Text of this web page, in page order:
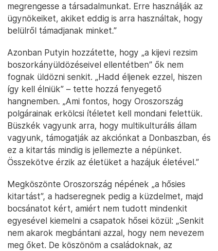
megrengesse a társadalmunkat. Erre használják az
ügynökeiket, akiket eddig is arra használtak, hogy
belülről támadjanak minket.”
Azonban Putyin hozzátette, hogy „a kijevi rezsim
boszorkányüldözéseivel ellentétben” ők nem
fognak üldözni senkit. „Hadd éljenek ezzel, hiszen
így kell élniük” – tette hozzá fenyegető
hangnemben. „Ami fontos, hogy Oroszország
polgárainak erkölcsi ítéletet kell mondani felettük.
Büszkék vagyunk arra, hogy multikulturális állam
vagyunk, támogatják az akciónkat a Donbaszban, és
ez a kitartás mindig is jellemezte a népünket.
Összekötve érzik az életüket a hazájuk életével.”
Megköszönte Oroszország népének „a hősies
kitartást”, a hadseregnek pedig a küzdelmet, majd
bocsánatot kért, amiért nem tudott mindenkit
egyesével kiemelni a csapatok hősei közül: „Senkit
nem akarok megbántani azzal, hogy nem nevezem
meg őket. De köszönöm a családoknak, az